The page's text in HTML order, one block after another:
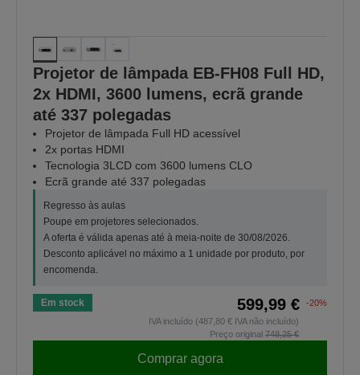
Projetor de lâmpada EB-FH08 Full HD,
2x HDMI, 3600 lumens, ecrã grande
até 337 polegadas
Projetor de lâmpada Full HD acessível
2x portas HDMI
Tecnologia 3LCD com 3600 lumens CLO
Ecrã grande até 337 polegadas
Regresso às aulas
Poupe em projetores selecionados.
A oferta é válida apenas até à meia-noite de 30/08/2026.
Desconto aplicável no máximo a 1 unidade por produto, por
encomenda.
Em stock 599,99 €
-20%
IVA incluído (487,80 € IVA não incluído)
Preço original 748,25 €
Comprar agora